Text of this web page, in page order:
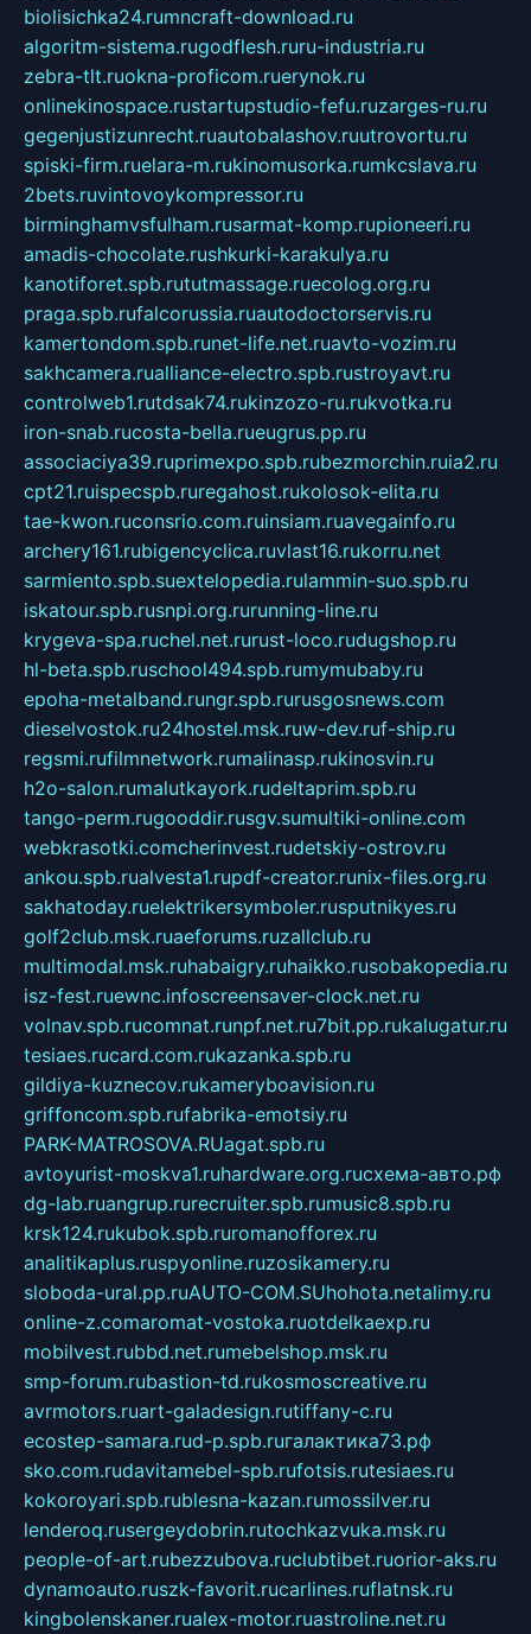
biolisichka24.rumncraft-download.ru
algoritm-sistema.rugodflesh.ruru-industria.ru
zebra-tlt.ruokna-proficom.ruerynok.ru
onlinekinospace.rustartupstudio-fefu.ruzarges-ru.ru
gegenjustizunrecht.ruautobalashov.ruutrovortu.ru
spiski-firm.ruelara-m.rukinomusorka.rumkcslava.ru
2bets.ruvintovoykompressor.ru
birminghamvsfulham.rusarmat-komp.rupioneeri.ru
amadis-chocolate.rushkurki-karakulya.ru
kanotiforet.spb.rututmassage.ruecolog.org.ru
praga.spb.rufalcorussia.ruautodoctorservis.ru
kamertondom.spb.runet-life.net.ruavto-vozim.ru
sakhcamera.rualliance-electro.spb.rustroyavt.ru
controlweb1.rutdsak74.rukinzozo-ru.rukvotka.ru
iron-snab.rucosta-bella.rueugrus.pp.ru
associaciya39.ruprimexpo.spb.rubezmorchin.ruia2.ru
cpt21.ruispecspb.ruregahost.rukolosok-elita.ru
tae-kwon.ruconsrio.com.ruinsiam.ruavegainfo.ru
archery161.rubigencyclica.ruvlast16.rukorru.net
sarmiento.spb.suextelopedia.rulammin-suo.spb.ru
iskatour.spb.rusnpi.org.rurunning-line.ru
krygeva-spa.ruchel.net.rurust-loco.rudugshop.ru
hl-beta.spb.ruschool494.spb.rumymubaby.ru
epoha-metalband.rungr.spb.rurusgosnews.com
dieselvostok.ru24hostel.msk.ruw-dev.ruf-ship.ru
regsmi.rufilmnetwork.rumalinasp.rukinosvin.ru
h2o-salon.rumalutkayork.rudeltaprim.spb.ru
tango-perm.rugooddir.rusgv.sumultiki-online.com
webkrasotki.comcherinvest.rudetskiy-ostrov.ru
ankou.spb.rualvesta1.rupdf-creator.runix-files.org.ru
sakhatoday.ruelektrikersymboler.rusputnikyes.ru
golf2club.msk.ruaeforums.ruzallclub.ru
multimodal.msk.ruhabaigry.ruhaikko.rusobakopedia.ru
isz-fest.ruewnc.infoscreensaver-clock.net.ru
volnav.spb.rucomnat.runpf.net.ru7bit.pp.rukalugatur.ru
tesiaes.rucard.com.rukazanka.spb.ru
gildiya-kuznecov.rukameryboavision.ru
griffoncom.spb.rufabrika-emotsiy.ru
PARK-MATROSOVA.RUagat.spb.ru
avtoyurist-moskva1.ruhardware.org.ruсхема-авто.рф
dg-lab.ruangrup.rurecruiter.spb.rumusic8.spb.ru
krsk124.rukubok.spb.ruromanofforex.ru
analitikaplus.ruspyonline.ruzosikamery.ru
sloboda-ural.pp.ruAUTO-COM.SUhohota.netalimy.ru
online-z.comaromat-vostoka.ruotdelkaexp.ru
mobilvest.rubbd.net.rumebelshop.msk.ru
smp-forum.rubastion-td.rukosmoscreative.ru
avrmotors.ruart-galadesign.rutiffany-c.ru
ecostep-samara.rud-p.spb.ruгалактика73.рф
sko.com.rudavitamebel-spb.rufotsis.rutesiaes.ru
kokoroyari.spb.rublesna-kazan.rumossilver.ru
lenderoq.rusergeydobrin.rutochkazvuka.msk.ru
people-of-art.rubezzubova.ruclubtibet.ruorior-aks.ru
dynamoauto.ruszk-favorit.rucarlines.ruflatnsk.ru
kingbolenskaner.rualex-motor.ruastroline.net.ru